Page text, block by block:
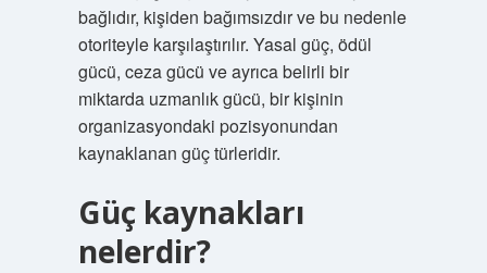
bağlıdır, kişiden bağımsızdır ve bu nedenle
otoriteyle karşılaştırılır. Yasal güç, ödül
gücü, ceza gücü ve ayrıca belirli bir
miktarda uzmanlık gücü, bir kişinin
organizasyondaki pozisyonundan
kaynaklanan güç türleridir.
Güç kaynakları
nelerdir?